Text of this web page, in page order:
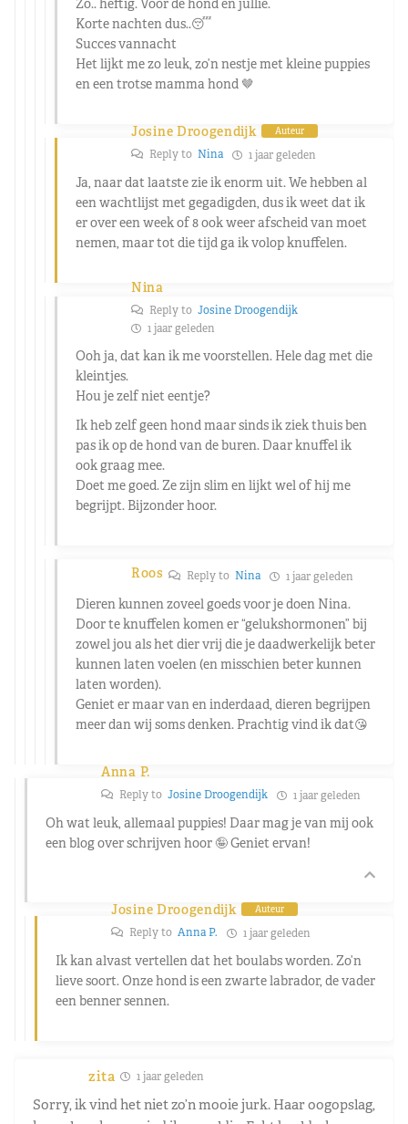
Korte nachten dus..😴
Succes vannacht
Het lijkt me zo leuk, zo’n nestje met kleine puppies
en een trotse mamma hond 🤎
Josine Droogendijk Auteur
Reply to Nina 1 jaar geleden
Ja, naar dat laatste zie ik enorm uit. We hebben al
een wachtlijst met gegadigden, dus ik weet dat ik
er over een week of 8 ook weer afscheid van moet
nemen, maar tot die tijd ga ik volop knuffelen.
Nina
Reply to Josine Droogendijk
1 jaar geleden
Ooh ja, dat kan ik me voorstellen. Hele dag met die
kleintjes.
Hou je zelf niet eentje?
Ik heb zelf geen hond maar sinds ik ziek thuis ben
pas ik op de hond van de buren. Daar knuffel ik
ook graag mee.
Doet me goed. Ze zijn slim en lijkt wel of hij me
begrijpt. Bijzonder hoor.
Roos Reply to Nina 1 jaar geleden
Dieren kunnen zoveel goeds voor je doen Nina.
Door te knuffelen komen er “gelukshormonen” bij
zowel jou als het dier vrij die je daadwerkelijk beter
kunnen laten voelen (en misschien beter kunnen
laten worden).
Geniet er maar van en inderdaad, dieren begrijpen
meer dan wij soms denken. Prachtig vind ik dat😘
Anna P.
Reply to Josine Droogendijk 1 jaar geleden
Oh wat leuk, allemaal puppies! Daar mag je van mij ook
een blog over schrijven hoor 🤪 Geniet ervan!
Josine Droogendijk Auteur
Reply to Anna P. 1 jaar geleden
Ik kan alvast vertellen dat het boulabs worden. Zo’n
lieve soort. Onze hond is een zwarte labrador, de vader
een benner sennen.
zita 1 jaar geleden
Sorry, ik vind het niet zo’n mooie jurk. Haar oogopslag,